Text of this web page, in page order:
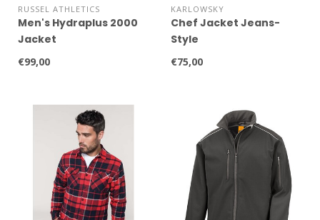
RUSSEL ATHLETICS
Men's Hydraplus 2000
Jacket
€99,00
KARLOWSKY
Chef Jacket Jeans-
Style
€75,00